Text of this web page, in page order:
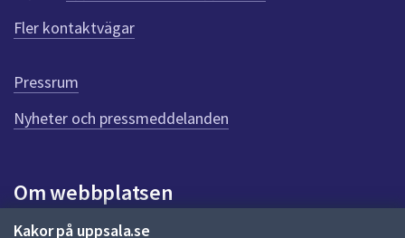
Kakor på uppsala.se
r
d
n
n
a
a
Fler kontaktvägar
Pressrum
Nyheter och pressmeddelanden
Om webbplatsen
Om webbplatsen